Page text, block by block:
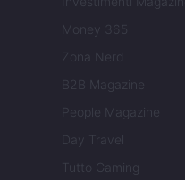
Money 365
Zona Nerd
B2B Magazine
People Magazine
Day Travel
Tutto Gaming